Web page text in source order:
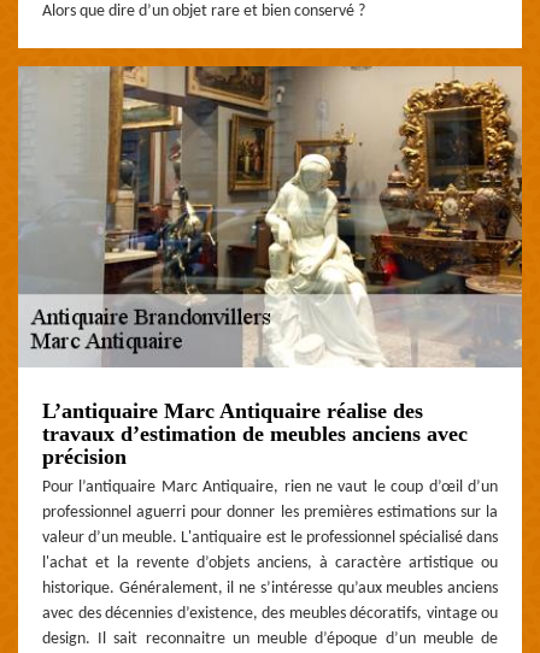
Alors que dire d’un objet rare et bien conservé ?
L’antiquaire Marc Antiquaire réalise des
travaux d’estimation de meubles anciens avec
précision
Pour l’antiquaire Marc Antiquaire, rien ne vaut le coup d’œil d’un
professionnel aguerri pour donner les premières estimations sur la
valeur d’un meuble. L'antiquaire est le professionnel spécialisé dans
l'achat et la revente d’objets anciens, à caractère artistique ou
historique. Généralement, il ne s’intéresse qu’aux meubles anciens
avec des décennies d’existence, des meubles décoratifs, vintage ou
design. Il sait reconnaitre un meuble d’époque d’un meuble de